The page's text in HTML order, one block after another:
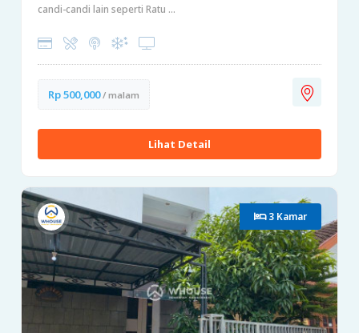
candi-candi lain seperti Ratu ...
Rp 500,000/ malam
Lihat Detail
3 Kamar